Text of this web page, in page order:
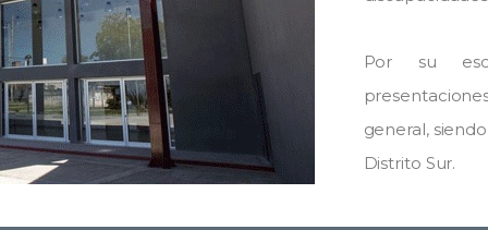
Por su
general,
Distrito Sur.